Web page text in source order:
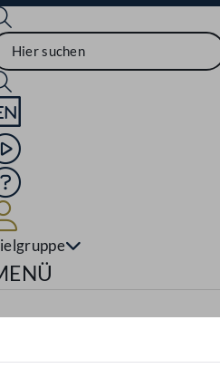
English
Hilfe
öffnen